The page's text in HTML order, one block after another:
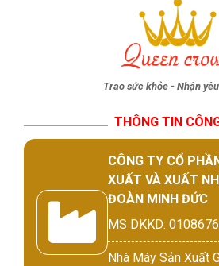
Trao sức khỏe - Nhận
THÔNG TIN
CÔNG TY CỔ
XUẤT VÀ XUẤT
ĐOÀN MINH ĐỨC
MS DKKD:
Nhà Máy Sản Xuất